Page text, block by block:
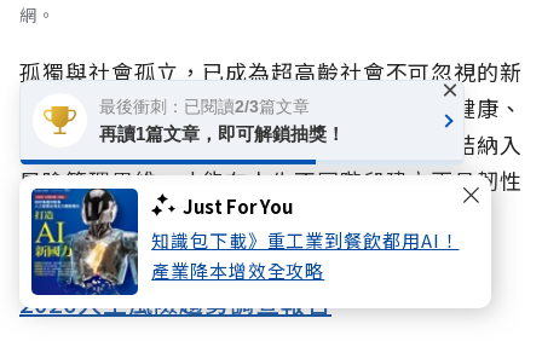
Just For You
知識包下載》重工業到餐飲都用AI！
產業降本增效全攻略
網。
孤獨與社會孤立，已成為超高齡社會不可忽視的新
興人生風險。唯有及早正視孤獨可能帶來的健康、
心理與財務所帶來的連鎖影響，並將社會連結納入
風險管理思維，才能在人生不同階段建立更具韌性
的防護網，從容面對未來挑戰。
2026人生風險趨勢調查報告
最後衝刺：已閱讀2/3篇文章
再讀1篇文章，即可解鎖抽獎！
×